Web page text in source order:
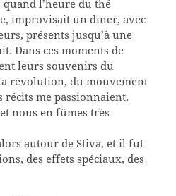
l’heure du thé
improvisait un diner, avec
présents jusqu’à une
Dans ces moments de
leurs souvenirs du
révolution, du mouvement
récits me passionnaient.
nous en fûmes très
autour de Stiva, et il fut
des effets spéciaux, des